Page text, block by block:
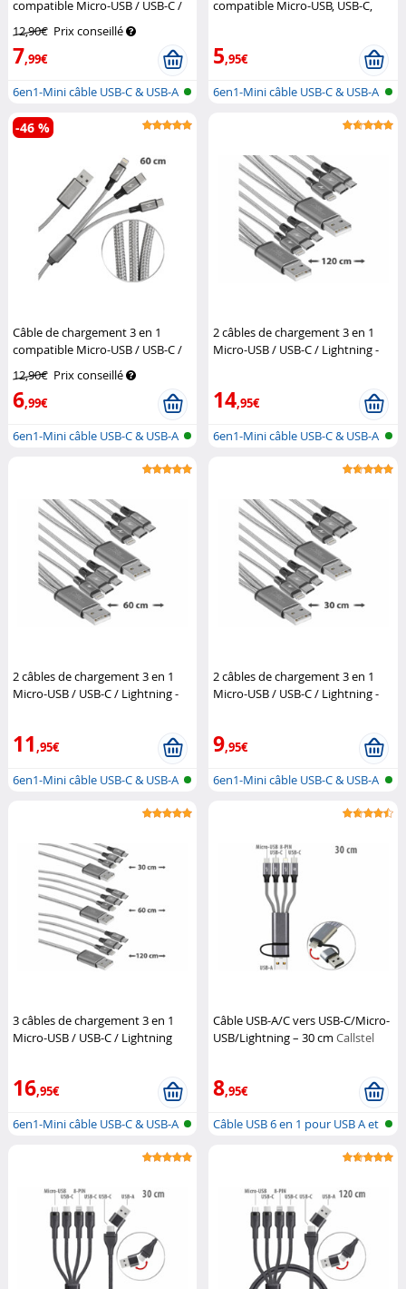
compatible Micro-USB / USB-C /
Lightning - 120 cmCallstel
12,90€ Prix conseillé
7,99€
6en1-Mini câble USB-C & USB-A
vers...
compatible Micro-USB, USB-C,
5,95€
6en1-Mini câble USB-C & USB-A
Câble de chargement 3 en 1
compatible Micro-USB / USB-C /
Callstel
12,90€ Prix conseillé
6,99€
-46 %
6en1-Mini câble USB-C & USB-A
2 câbles de chargement 3 en 1
Micro-USB / USB-C / Lightning -
14,95€
6en1-Mini câble USB-C & USB-A
2 câbles de chargement 3 en 1
Micro-USB / USB-C / Lightning -
11,95€
6en1-Mini câble USB-C & USB-A
2 câbles de chargement 3 en 1
Micro-USB / USB-C / Lightning -
9,95€
6en1-Mini câble USB-C & USB-A
3 câbles de chargement 3 en 1
Micro-USB / USB-C / Lightning
16,95€
6en1-Mini câble USB-C & USB-A
Câble USB-A/C vers USB-C/Micro-
USB/Lightning – 30 cmCallstel
8,95€
Câble USB 6 en 1 pour USB A et